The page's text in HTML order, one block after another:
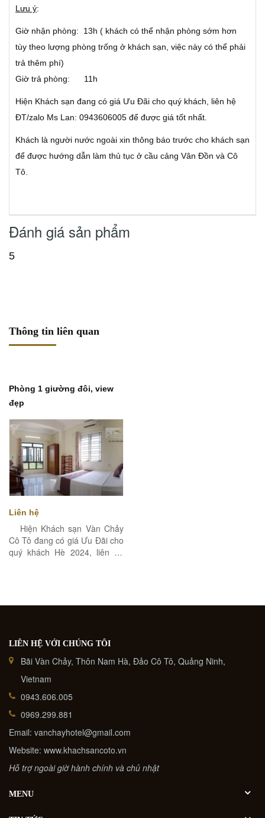
Lưu ý:
Giờ nhận phòng: 13h ( khách có thể nhận phòng sớm hơn
tùy theo lượng phòng trống ở khách sạn, việc này có thể phải
trả thêm phí)
Giờ trả phòng: 11h
Hiện Khách sạn đang có giá Ưu Đãi cho quý khách, liên hệ
ĐT/zalo Ms Lan: 0943606005 để được giá tốt nhất.
Khách là người nước ngoài xin thông báo trước cho khách sạn
để được hướng dẫn làm thủ tục ở cầu cảng Vân Đồn và Cô
Tô.
Đánh giá sản phẩm
5
Thông tin liên quan
Phòng 1 giường đôi, view
đẹp
Liên hệ
Hiện Khách sạn Vàn Chảy
Cô Tô đang có giá Ưu Đãi cho
quý khách Hè 2024, liên hệ
LIÊN HỆ VỚI CHÚNG TÔI
Bãi Vàn Chảy, Thôn Nam Hà, Đảo Cô Tô, Quảng Ninh,
Vietnam
0943.606.005
0969.299.881
Email: vanchayhotel@gmail.com
Website: www.khachsancoto.vn
Hỗ trợ ngoài giờ hành chính và chủ nhật
MENU